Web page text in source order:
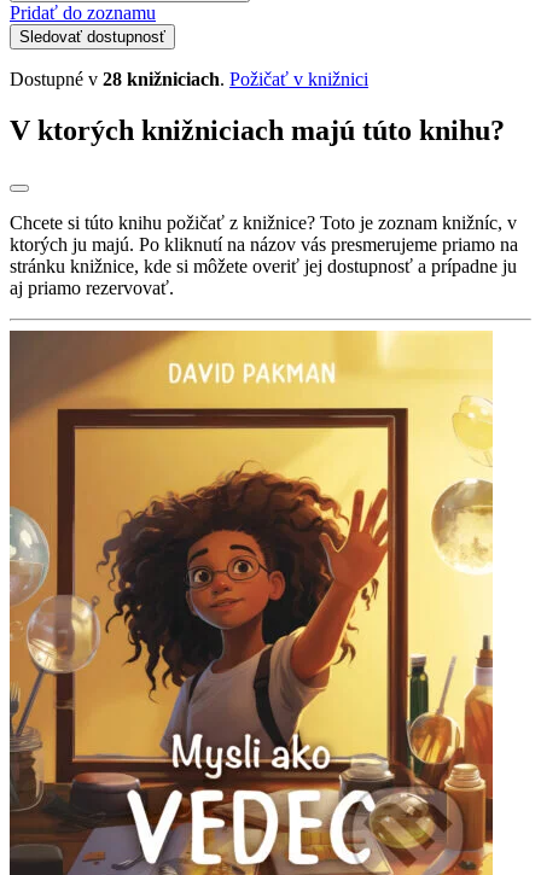
Pridať do zoznamu
Sledovať dostupnosť
Dostupné v 28 knižniciach. Požičať v knižnici
V ktorých knižniciach majú túto knihu?
Chcete si túto knihu požičať z knižnice? Toto je zoznam knižníc, v
ktorých ju majú. Po kliknutí na názov vás presmerujeme priamo na
stránku knižnice, kde si môžete overiť jej dostupnosť a prípadne ju
aj priamo rezervovať.